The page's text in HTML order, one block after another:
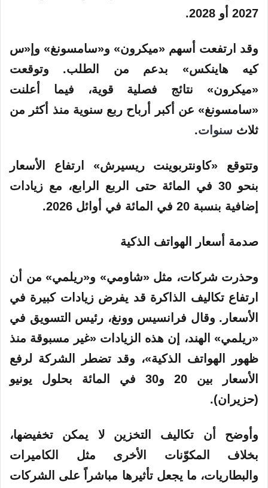
2027 أو 2028.
وقد ارتفعت أسهم «ميكرون» و«سامسونغ» وإ«س
كيه هاينكس» بدعم من الطلب. وتوقعت
«ميكرون» نتائج فصلية قوية، فيما أعلنت
«سامسونغ» عن أكبر أرباح ربع سنوية منذ أكثر من
ثلاث سنوات.
وتتوقع «كاونتربوينت ريسيرش» ارتفاع الأسعار
بنحو 30 في المائة حتى الربع الرابع، مع زيادات
إضافية بنسبة 20 في المائة في أوائل 2026.
صدمة أسعار الهواتف الذكية
وحذرت شركات، مثل «شاومي» و«ريلمي» من أن
ارتفاع تكاليف الذاكرة قد يفرض زيادات كبيرة في
الأسعار. وقال فرانسيس وونغ، رئيس التسويق في
«ريلمي» الهند، إن هذه الزيادات «غير مسبوقة منذ
ظهور الهواتف الذكية»، وقد تضطر الشركة لرفع
الأسعار بين 20 و30 في المائة بحلول يونيو
(حزيران).
وأوضح أن تكاليف التخزين لا يمكن تخفيضها،
بخلاف المكوّنات الأخرى مثل الكاميرات
والبطاريات، ما يجعل تأثيرها مباشراً على الشركات